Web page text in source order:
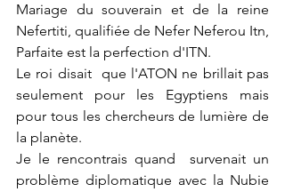
Mariage du souverain et de la reine
Nefertiti, qualifiée de Nefer Neferou Itn,
Parfaite est la perfection d'ITN.
Le roi disait  que l'ATON ne brillait pas
seulement pour les Egyptiens mais
pour tous les chercheurs de lumière de
la planète.
Je le rencontrais quand  survenait un
problème diplomatique avec la Nubie